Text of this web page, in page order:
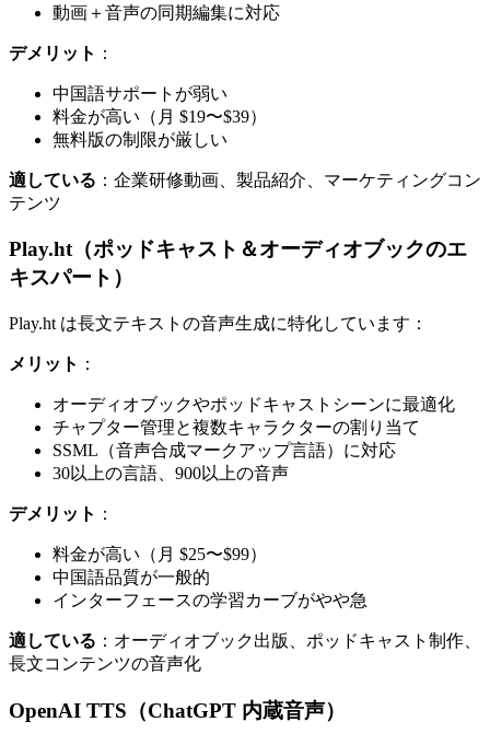
動画＋音声の同期編集に対応
デメリット ：
中国語サポートが弱い
料金が高い（月 $19〜$39）
無料版の制限が厳しい
適している ：企業研修動画、製品紹介、マーケティングコン
テンツ
Play.ht（ポッドキャスト＆オーディオブックのエ
キスパート）
Play.ht は長文テキストの音声生成に特化しています：
メリット ：
オーディオブックやポッドキャストシーンに最適化
チャプター管理と複数キャラクターの割り当て
SSML（音声合成マークアップ言語）に対応
30以上の言語、900以上の音声
デメリット ：
料金が高い（月 $25〜$99）
中国語品質が一般的
インターフェースの学習カーブがやや急
適している ：オーディオブック出版、ポッドキャスト制作、
長文コンテンツの音声化
OpenAI TTS（ChatGPT 内蔵音声）